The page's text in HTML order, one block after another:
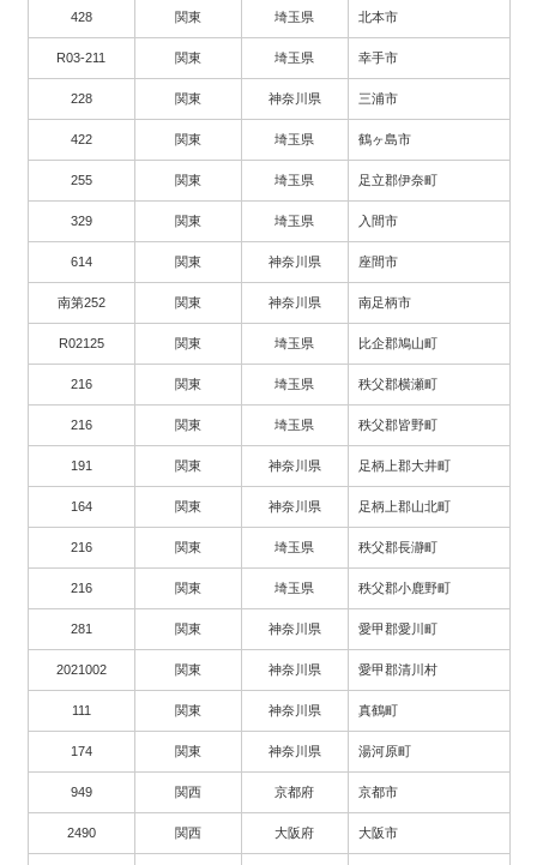
428 関東 埼玉県 北本市
R03-211 関東 埼玉県 幸手市
228 関東 神奈川県 三浦市
422 関東 埼玉県 鶴ヶ島市
255 関東 埼玉県 足立郡伊奈町
329 関東 埼玉県 入間市
614 関東 神奈川県 座間市
南第252 関東 神奈川県 南足柄市
R02125 関東 埼玉県 比企郡鳩山町
216 関東 埼玉県 秩父郡横瀬町
216 関東 埼玉県 秩父郡皆野町
191 関東 神奈川県 足柄上郡大井町
164 関東 神奈川県 足柄上郡山北町
216 関東 埼玉県 秩父郡長瀞町
216 関東 埼玉県 秩父郡小鹿野町
281 関東 神奈川県 愛甲郡愛川町
2021002 関東 神奈川県 愛甲郡清川村
111 関東 神奈川県 真鶴町
174 関東 神奈川県 湯河原町
949 関西 京都府 京都市
2490 関西 大阪府 大阪市